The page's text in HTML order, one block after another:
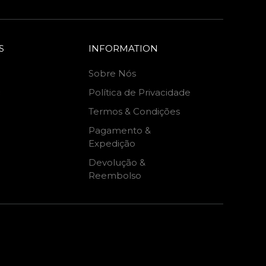
INFORMATION
Sobre Nós
Política de Privacidade
Termos & Condições
Pagamento &
Expedição
Devolução &
Reembolso